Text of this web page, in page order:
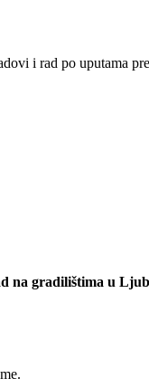
i rad po uputama
na gradilištima u